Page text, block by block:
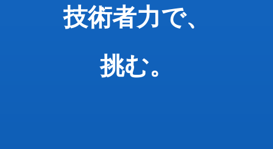
サステナビリティ
技術者力で、
挑む。